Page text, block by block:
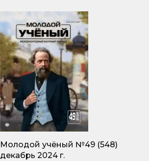
Молодой учёный №49 (548)
декабрь 2024 г.